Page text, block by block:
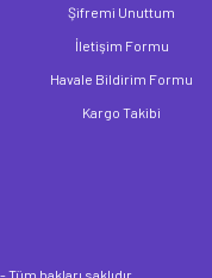
Şifremi Unuttum
İletişim Formu
Havale Bildirim Formu
Kargo Takibi